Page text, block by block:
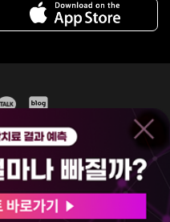
홈페이지 이용약관
52길 7, 3~4층(서초동, 제일빌딩)
김남철